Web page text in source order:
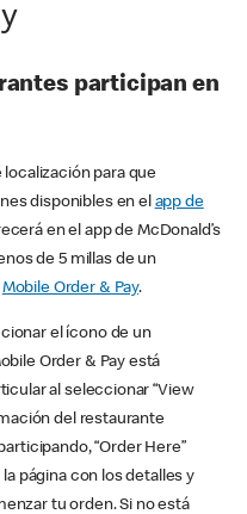
participan en
para que
disponibles en el app de
en el app de McDonald’s
de 5 millas de un
Mobile Order & Pay.
el ícono de un
Order & Pay está
al seleccionar “View
del restaurante
“Order Here”
página con los detalles y
tu orden. Si no está